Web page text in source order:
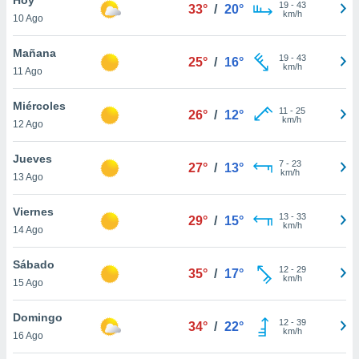
y
en
más
de
cookies
10 Ago
33° / 20° 19- 43
km/h
Mañana
11 Ago
25° / 16° 19- 43
km/h
Miércoles
12 Ago
26° / 12° 11 - 25
km/h
Jueves
13 Ago
27° / 13° 7- 23
km/h
Viernes
14 Ago
29° / 15° 13- 33
km/h
Sábado
15 Ago
35° / 17° 12- 29
km/h
Domingo
16 Ago
34° / 22° 12- 39
km/h